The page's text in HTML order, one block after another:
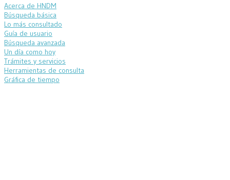
Acerca de HNDM
Búsqueda básica
Lo más consultado
Guía de usuario
Búsqueda avanzada
Un día como hoy
Trámites y servicios
Herramientas de consulta
Gráfica de tiempo